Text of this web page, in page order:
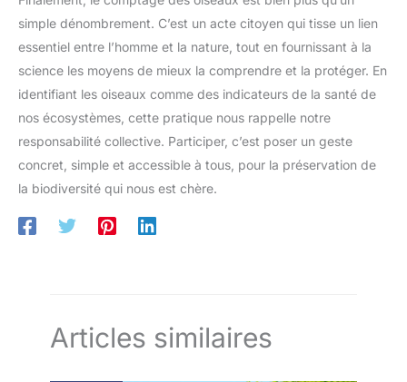
simple dénombrement. C’est un acte citoyen qui tisse un lien
essentiel entre l’homme et la nature, tout en fournissant à la
science les moyens de mieux la comprendre et la protéger. En
identifiant les oiseaux comme des indicateurs de la santé de
nos écosystèmes, cette pratique nous rappelle notre
responsabilité collective. Participer, c’est poser un geste
concret, simple et accessible à tous, pour la préservation de
la biodiversité qui nous est chère.
Articles similaires